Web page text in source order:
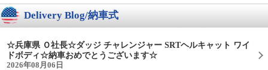
Delivery Blog/納車式
☆兵庫県 Ｏ社長☆ダッジ チャレンジャー SRTヘルキャット ワイ
ドボディ☆納車おめでとうございます☆
2026年08月06日